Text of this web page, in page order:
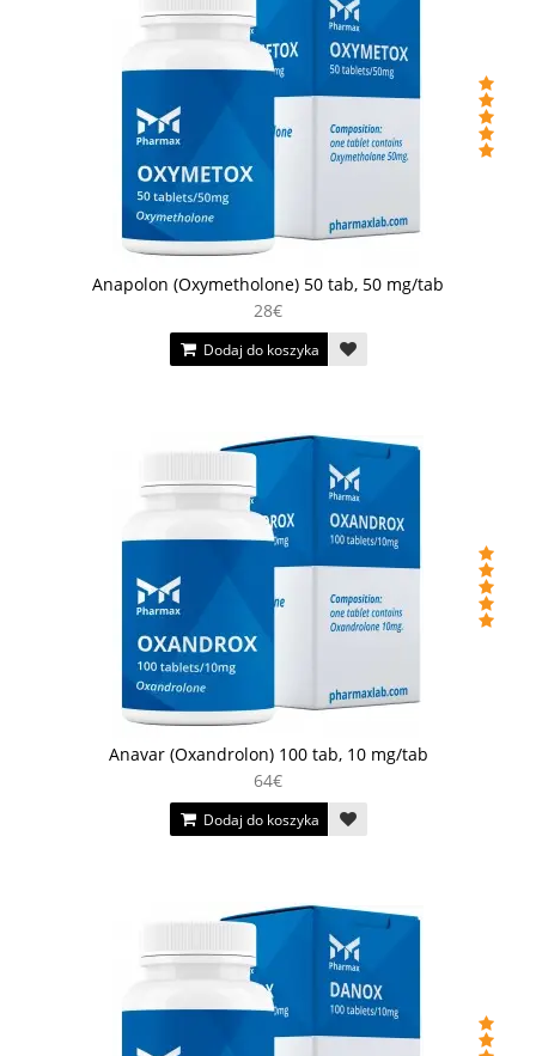
Anapolon (Oxymetholone) 50 tab, 50 mg/tab
28€
Dodaj do koszyka
Anavar (Oxandrolon) 100 tab, 10 mg/tab
64€
Dodaj do koszyka